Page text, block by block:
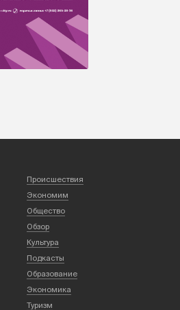
Происшествия
Экономим
Общество
Обзор
Культура
Подкасты
Образование
Экономика
Туризм